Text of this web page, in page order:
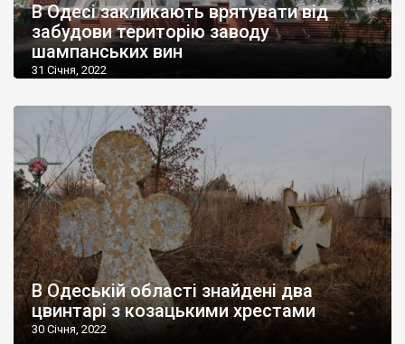
В Одесі закликають врятувати від
забудови територію заводу
шампанських вин
31 Січня, 2022
В Одеській області знайдені два
цвинтарі з козацькими хрестами
30 Січня, 2022